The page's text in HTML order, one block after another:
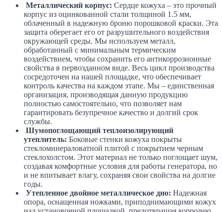
Металлический корпус: Сердце кожуха – это прочный
корпус из оцинкованной стали толщиной 1.5 мм,
облаченный в надежную броню порошковой краски. Эта
защита оберегает его от разрушительного воздействия
окружающей среды. Мы используем металл,
обработанный с минимальным термическим
воздействием, чтобы сохранить его антикоррозионные
свойства в первозданном виде. Весь цикл производства
сосредоточен на нашей площадке, что обеспечивает
контроль качества на каждом этапе. Мы – единственная
организация, производящая данную продукцию
полностью самостоятельно, что позволяет нам
гарантировать безупречное качество и долгий срок
службы.
Шумопоглощающий теплоизолирующий
утеплитель: Боковые стенки кожуха покрыты
стекломинераловатной плитой с покрытием черным
стеклохолстом. Этот материал не только поглощает шум,
создавая комфортные условия для работы генератора, но
и не впитывает влагу, сохраняя свои свойства на долгие
годы.
Утепленное двойное металлическое дно: Надежная
опора, оснащенная ножками, приподнимающими кожух